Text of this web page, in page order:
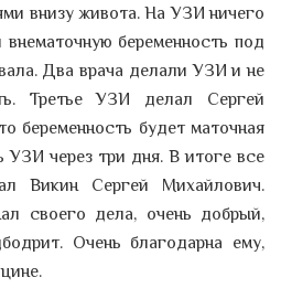
внизу живота. На УЗИ ничего
беременность под
Два врача делали УЗИ и не
Третье УЗИ делал Сергей
беременность будет маточная
УЗИ через три дня. В итоге все
Викин Сергей Михайлович.
своего дела, очень добрый,
Очень благодарна ему,